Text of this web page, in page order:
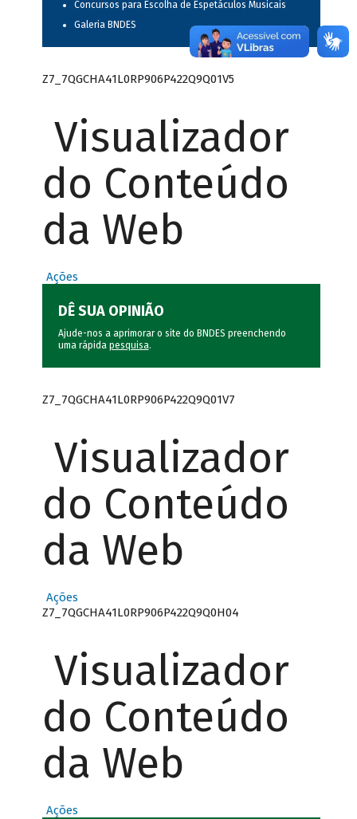
Concursos para Escolha de Espetáculos Musicais
Galeria BNDES
Z7_7QGCHA41L0RP906P422Q9Q01V5
Visualizador
do Conteúdo
da Web
Ações
DÊ SUA OPINIÃO
Ajude-nos a aprimorar o site do BNDES preenchendo
uma rápida pesquisa.
Z7_7QGCHA41L0RP906P422Q9Q01V7
Visualizador
do Conteúdo
da Web
Ações
Z7_7QGCHA41L0RP906P422Q9Q0H04
Visualizador
do Conteúdo
da Web
Ações